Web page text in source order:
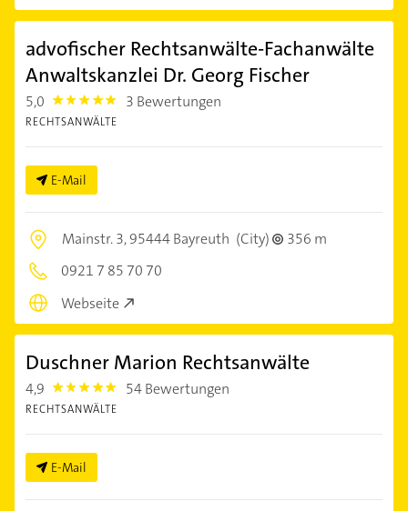
advofischer Rechtsanwälte-Fachanwälte
Anwaltskanzlei Dr. Georg Fischer
5,0 5.0 3 Bewertungen
RECHTSANWÄLTE
E-Mail
Mainstr. 3,95444 Bayreuth (City)
356 m
0921 7 85 70 70
Webseite
Duschner Marion Rechtsanwälte
4,9 4.9 54 Bewertungen
RECHTSANWÄLTE
E-Mail